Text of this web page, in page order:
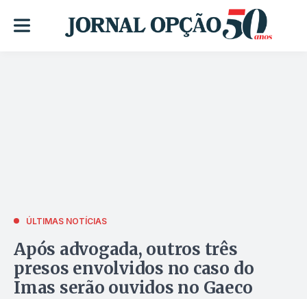
ÚLTIMAS NOTÍCIAS
Após advogada, outros três
presos envolvidos no caso do
Imas serão ouvidos no Gaeco